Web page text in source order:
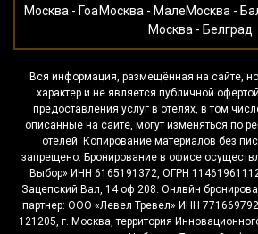
Москва - ГоаМосква - МалеМосква -
Москва - Белград
Вся информация, размещённая на сайте,
характер и не является публичной
предоставления услуг в отелях, в том
описанные на сайте, могут изменяться по
отелей. Копирование материалов без
запрещено. Бронирование в офисе
Выбор» ИНН 6165191372, ОГРН
Зацепский Вал, 14 оф 208. Онлвйн
партнер: ООО «Левел Тревел» ИНН
121205, г. Москва, территория